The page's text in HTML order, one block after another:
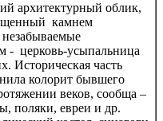
архитектурный облик,
камнем
незабываемые
- церковь-усыпальница
Историческая часть
колорит бывшего
веков, сообща –
поляки, евреи и др.